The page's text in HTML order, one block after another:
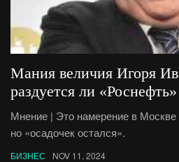
Мания величия Игоря
раздуется ли «Роснефть» за счёт новых
поглощений?
Мнение | Это намерение в Москве
но «осадочек остался».
БИЗНЕС NOV 11, 2024